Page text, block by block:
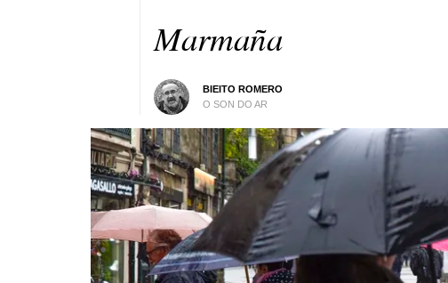
Marmaña
BIEITO ROMERO
O SON DO AR